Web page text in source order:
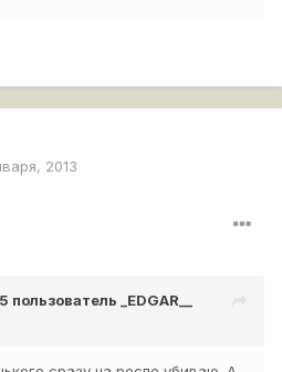
2013
пользователь _EDGAR__